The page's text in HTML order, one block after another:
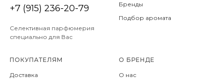
+7 (915) 236-20-79
Селективная парфюмерия
специально для Вас
Бренды
Подбор аромата
ПОКУПАТЕЛЯМ
Доставка
О БРЕНДЕ
О нас